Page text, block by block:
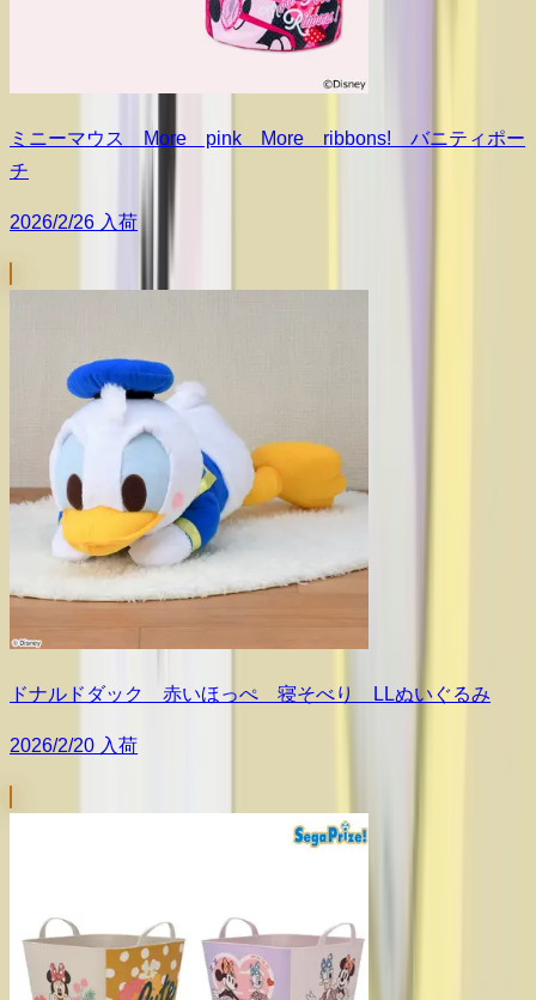
ミニーマウス More pink More ribbons! バニティポー
チ
2026/2/26 入荷
ドナルドダック 赤いほっぺ 寝そべり LLぬいぐるみ
2026/2/20 入荷